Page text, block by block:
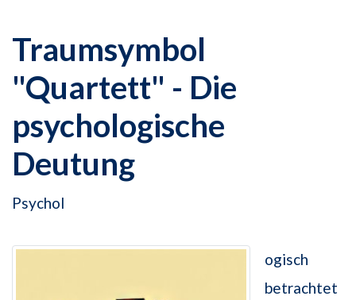
Traumsymbol
"Quartett" - Die
psychologische
Deutung
Psychol
ogisch
betrachtet